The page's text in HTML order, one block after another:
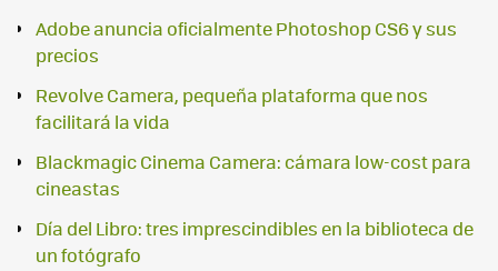
Adobe anuncia oficialmente Photoshop CS6 y sus
precios
Revolve Camera, pequeña plataforma que nos
facilitará la vida
Blackmagic Cinema Camera: cámara low-cost para
cineastas
Día del Libro: tres imprescindibles en la biblioteca de
un fotógrafo